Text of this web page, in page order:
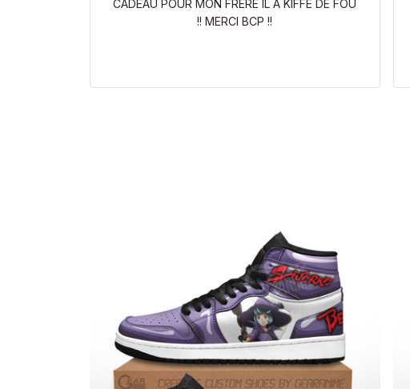
CADEAU POUR MON FRÈRE IL A KIFFÉ DE FOU
!! MERCI BCP !!